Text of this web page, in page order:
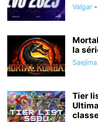
Valgar -
la
Saejima
Tier